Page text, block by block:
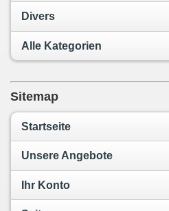
Divers
Alle Kategorien
Sitemap
Startseite
Unsere Angebote
Ihr Konto